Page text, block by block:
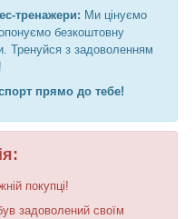
тренажери: Ми цінуємо
безкоштовну
Тренуйся з задоволенням
прямо до тебе!
покупці!
задоволений своїм